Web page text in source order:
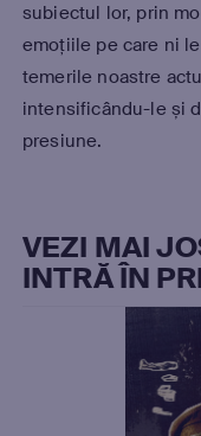
subiectul lor, prin
emoțiile pe care ni
temerile noastre
intensificându-le și
presiune.
VEZI MAI
INTRĂ ÎN